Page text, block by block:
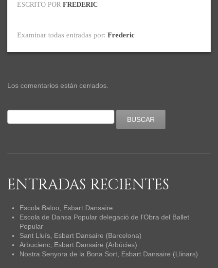
ESCRITO POR FREDERIC
Examinar todas entradas por: Frederic
Los comentarios están cerrados.
ENTRADAS RECIENTES
Escola Baloo, Esbart Dansaire
Escola de Dansa Popular delegació de l’Obra del Ballet
Popular
Sant Lluís, Esbart Dansaire (Barcelona)
Arbucienc, Esbart Dansaire (Arbúcies)
Nostra Senyora de la Bona Sort, Esbart Dansaire (Llinars)